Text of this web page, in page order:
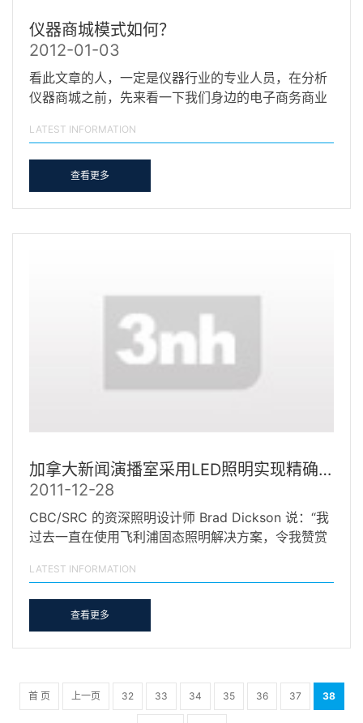
仪器商城模式如何？
2012-01-03
看此文章的人，一定是仪器行业的专业人员，在分析
仪器商城之前，先来看一下我们身边的电子商务商业
LATEST INFORMATION
查看更多
加拿大新闻演播室采用LED照明实现精确颜色控制
2011-12-28
CBC/SRC 的资深照明设计师 Brad Dickson 说：“我
过去一直在使用飞利浦固态照明解决方案，令我赞赏
LATEST INFORMATION
查看更多
首 页 上一页 32 33 34 35 36 37 38